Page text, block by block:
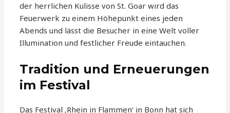
der herrlichen Kulisse von St. Goar wird das
Feuerwerk zu einem Höhepunkt eines jeden
Abends und lässt die Besucher in eine Welt voller
Illumination und festlicher Freude eintauchen.
Tradition und Erneuerungen
im Festival
Das Festival ‚Rhein in Flammen‘ in Bonn hat sich